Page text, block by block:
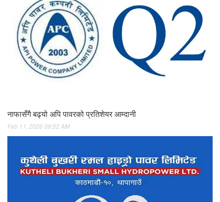
नाफासँगै बढ्यो अपि पावरको प्रतिशेयर आम्दानी
Feb 11, 2026 09:52 AM